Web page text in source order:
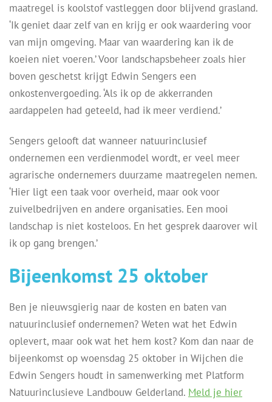
maatregel is koolstof vastleggen door blijvend grasland.
‘Ik geniet daar zelf van en krijg er ook waardering voor
van mijn omgeving. Maar van waardering kan ik de
koeien niet voeren.’ Voor landschapsbeheer zoals hier
boven geschetst krijgt Edwin Sengers een
onkostenvergoeding. ‘Als ik op de akkerranden
aardappelen had geteeld, had ik meer verdiend.’
Sengers gelooft dat wanneer natuurinclusief
ondernemen een verdienmodel wordt, er veel meer
agrarische ondernemers duurzame maatregelen nemen.
‘Hier ligt een taak voor overheid, maar ook voor
zuivelbedrijven en andere organisaties. Een mooi
landschap is niet kosteloos. En het gesprek daarover wil
ik op gang brengen.’
Bijeenkomst 25 oktober
Ben je nieuwsgierig naar de kosten en baten van
natuurinclusief ondernemen? Weten wat het Edwin
oplevert, maar ook wat het hem kost? Kom dan naar de
bijeenkomst op woensdag 25 oktober in Wijchen die
Edwin Sengers houdt in samenwerking met Platform
Natuurinclusieve Landbouw Gelderland. Meld je hier